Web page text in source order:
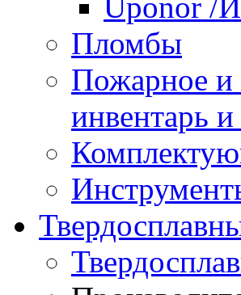
Uponor /
Пломбы
Пожарное и
инвентарь